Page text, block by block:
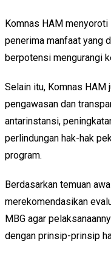
Komnas HAM menyoroti
penerima manfaat yang
berpotensi mengurangi
Selain itu, Komnas HAM
pengawasan dan
antarinstansi,
perlindungan hak-hak
program.
Berdasarkan temuan
merekomendasikan
MBG agar
dengan prinsip-prinsip